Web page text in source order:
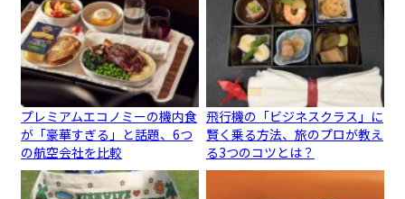
プレミアムエコノミーの機内食
が「豪華すぎる」と話題、6つ
の航空会社を比較
飛行機の「ビジネスクラス」に
賢く乗る方法、旅のプロが教え
る3つのコツとは？